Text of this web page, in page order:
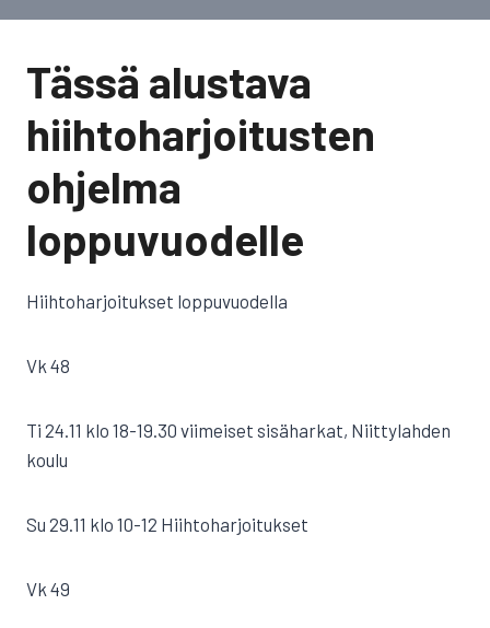
Tässä alustava
hiihtoharjoitusten
ohjelma
loppuvuodelle
Hiihtoharjoitukset loppuvuodella
Vk 48
Ti 24.11 klo 18-19.30 viimeiset sisäharkat, Niittylahden
koulu
Su 29.11 klo 10-12 Hiihtoharjoitukset
Vk 49